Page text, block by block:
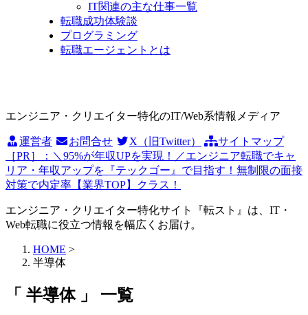
IT関連の主な仕事一覧
転職成功体験談
プログラミング
転職エージェントとは
エンジニア・クリエイター特化のIT/Web系情報メディア
運営者 お問合せ X（旧Twitter）
サイトマップ
［PR］：＼95%が年収UPを実現！／エンジニア転職でキャ
リア・年収アップを『テックゴー』で目指す！無制限の面接
対策で内定率【業界TOP】クラス！
エンジニア・クリエイター特化サイト『転スト』は、IT・
Web転職に役立つ情報を幅広くお届け。
HOME >
半導体
「 半導体 」 一覧